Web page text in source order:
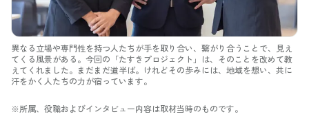
異なる立場や専門性を持つ人たちが手を取り合い、繋がり合うことで、見え
てくる風景がある。今回の「たすきプロジェクト」は、そのことを改めて教
えてくれました。まだまだ道半ば。けれどその歩みには、地域を想い、共に
汗をかく人たちの力が宿っています。
※所属、役職およびインタビュー内容は取材当時のものです。